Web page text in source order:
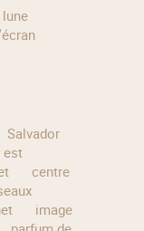
Salvador
est
centre
image